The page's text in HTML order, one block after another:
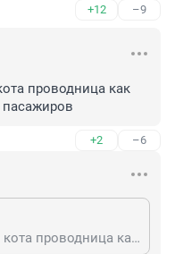
+12 –9
проводница как
пасажиров
+2 –6
очищая вагон от гадившего кота проводница как раз заботилась об удобствах пасажиров